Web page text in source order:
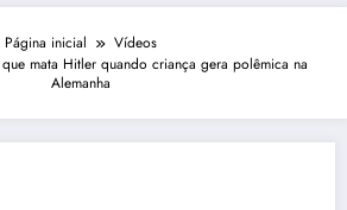
Página inicial
Vídeos
mata Hitler quando criança gera polêmica na
Alemanha